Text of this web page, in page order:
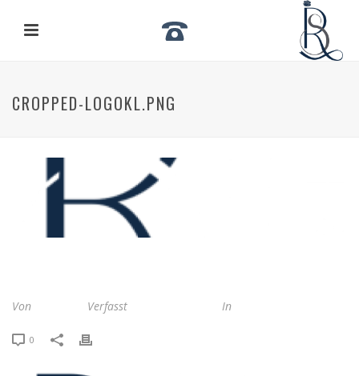
CROPPED-LOGOKL.PNG
Von Verfasst In
0